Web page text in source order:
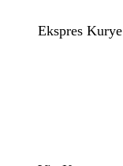
Ekspres Kurye